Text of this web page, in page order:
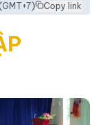
(GMT+7) Copy link